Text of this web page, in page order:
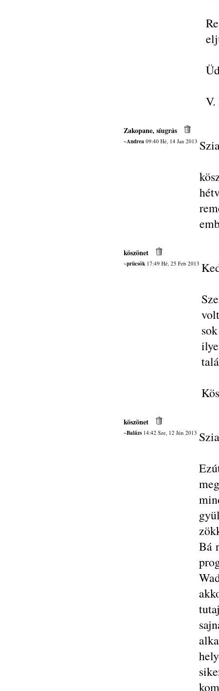
Zakopane, síugrás
~Andrea09:40 Hé, 14 Jan 2013
köszönet
~prücsök17:49 Hé, 25 Feb 2013
köszönet
~Balázs14:42 Sze, 12 Jún 2013
Bá